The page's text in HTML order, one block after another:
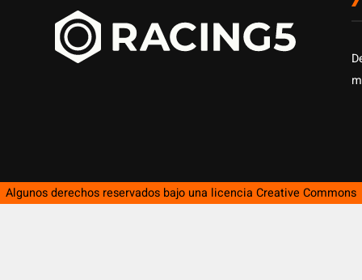
Algunos derechos reservados bajo una licencia Creative Commons